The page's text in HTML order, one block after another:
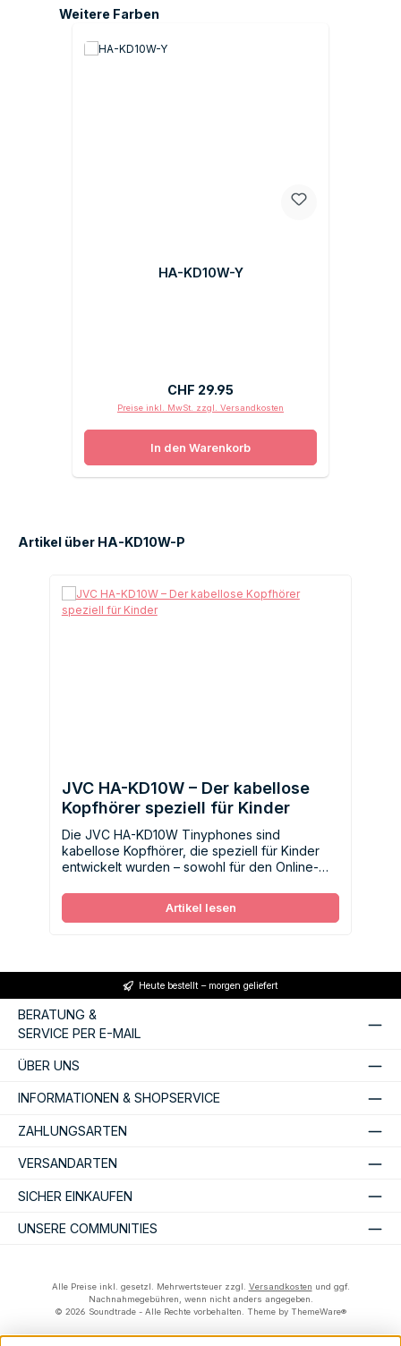
Produktgalerie überspringen
Weitere Farben
HA-KD10W-Y
Regulärer Preis:
CHF 29.95
Preise inkl. MwSt. zzgl. Versandkosten
In den Warenkorb
Artikel über HA-KD10W-P
JVC HA-KD10W – Der kabellose
Kopfhörer speziell für Kinder
Die JVC HA-KD10W Tinyphones sind
kabellose Kopfhörer, die speziell für Kinder
entwickelt wurden – sowohl für den Online-
Artikel lesen
Heute bestellt – morgen geliefert
BERATUNG &
SERVICE PER E-MAIL
ÜBER UNS
INFORMATIONEN & SHOPSERVICE
ZAHLUNGSARTEN
VERSANDARTEN
SICHER EINKAUFEN
UNSERE COMMUNITIES
Alle Preise inkl. gesetzl. Mehrwertsteuer zzgl. Versandkosten und ggf.
Nachnahmegebühren, wenn nicht anders angegeben.
© 2026 Soundtrade - Alle Rechte vorbehalten. Theme by ThemeWare®